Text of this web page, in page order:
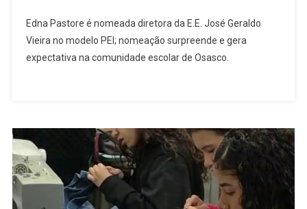
Pastore
É
Nomeada
Geraldo
Vieira,
No
Modelo
Edna Pastore é nomeada diretora da E.E. José Geraldo
Vieira no modelo PEI; nomeação surpreende e gera
expectativa na comunidade escolar de Osasco.